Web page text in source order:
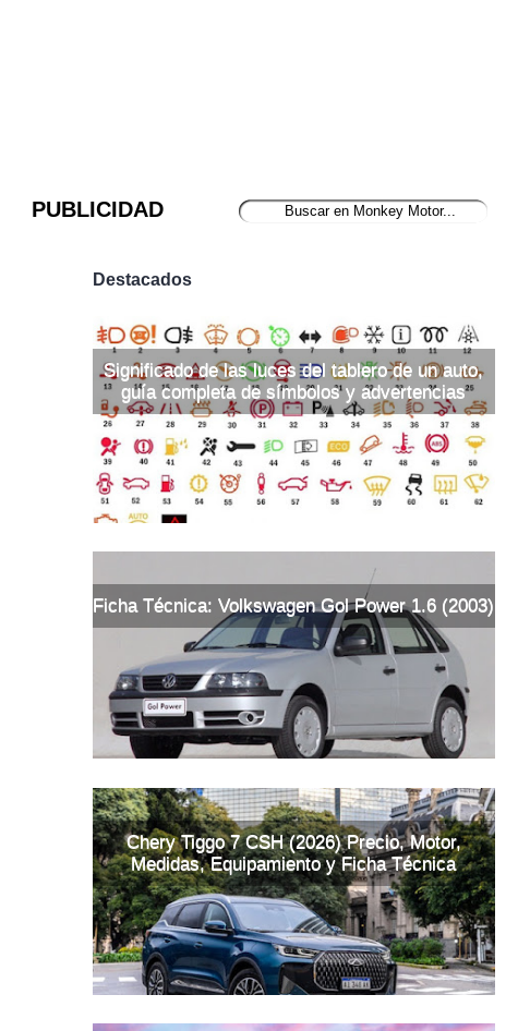
PUBLICIDAD
Destacados
Significado de las luces del tablero de un auto,
guía completa de símbolos y advertencias
Ficha Técnica: Volkswagen Gol Power 1.6 (2003)
Chery Tiggo 7 CSH (2026) Precio, Motor,
Medidas, Equipamiento y Ficha Técnica